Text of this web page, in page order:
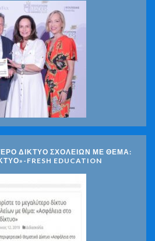
ΔΊΚΤΥΟ ΣΧΟΛΕΊΩΝ ΜΕ ΘΈΜΑ:
FRESH EDUCATION